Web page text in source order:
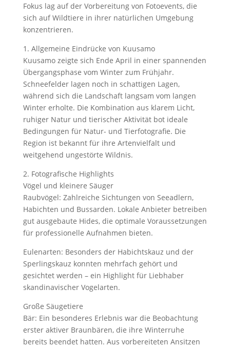
Fokus lag auf der Vorbereitung von Fotoevents, die
sich auf Wildtiere in ihrer natürlichen Umgebung
konzentrieren.
1. Allgemeine Eindrücke von Kuusamo
Kuusamo zeigte sich Ende April in einer spannenden
Übergangsphase vom Winter zum Frühjahr.
Schneefelder lagen noch in schattigen Lagen,
während sich die Landschaft langsam vom langen
Winter erholte. Die Kombination aus klarem Licht,
ruhiger Natur und tierischer Aktivität bot ideale
Bedingungen für Natur- und Tierfotografie. Die
Region ist bekannt für ihre Artenvielfalt und
weitgehend ungestörte Wildnis.
2. Fotografische Highlights
Vögel und kleinere Säuger
Raubvögel: Zahlreiche Sichtungen von Seeadlern,
Habichten und Bussarden. Lokale Anbieter betreiben
gut ausgebaute Hides, die optimale Voraussetzungen
für professionelle Aufnahmen bieten.
Eulenarten: Besonders der Habichtskauz und der
Sperlingskauz konnten mehrfach gehört und
gesichtet werden – ein Highlight für Liebhaber
skandinavischer Vogelarten.
Große Säugetiere
Bär: Ein besonderes Erlebnis war die Beobachtung
erster aktiver Braunbären, die ihre Winterruhe
bereits beendet hatten. Aus vorbereiteten Ansitzen